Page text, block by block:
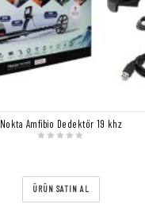
Nokta Amfibio Dedektör 19 khz
ÜRÜN SATIN AL